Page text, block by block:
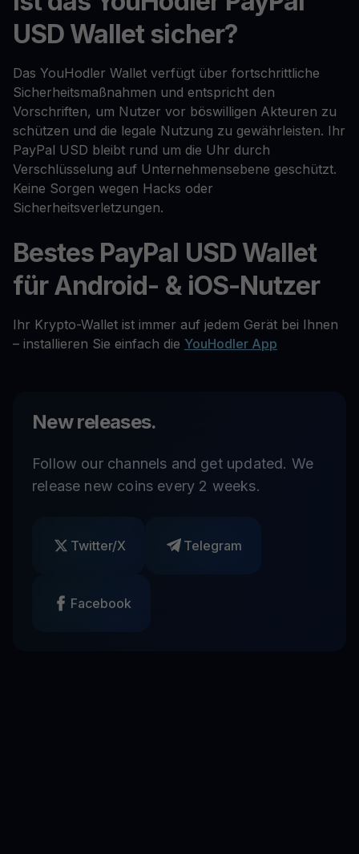
USD Wallet sicher?
Das YouHodler Wallet verfügt über fortschrittliche
Sicherheitsmaßnahmen und entspricht den
Vorschriften, um Nutzer vor böswilligen Akteuren zu
schützen und die legale Nutzung zu gewährleisten. Ihr
PayPal USD bleibt rund um die Uhr durch
Verschlüsselung auf Unternehmensebene geschützt.
Keine Sorgen wegen Hacks oder
Sicherheitsverletzungen.
Bestes PayPal USD Wallet
für Android- & iOS-Nutzer
Ihr Krypto-Wallet ist immer auf jedem Gerät bei Ihnen
– installieren Sie einfach die YouHodler App
New releases.
Follow our channels and get updated. We
release new coins every 2 weeks.
Twitter/X Telegram
Facebook